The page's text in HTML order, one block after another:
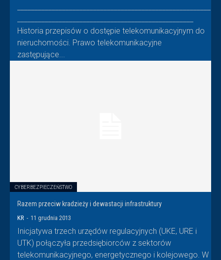
Historia przepisów o dostępie telekomunikacyjnym do
nieruchomości. Prawo telekomunikacyjne
zastępujące...
CYBERBEZPIECZEŃSTWO
Razem przeciw kradzieży i dewastacji infrastruktury
KR - 11 grudnia 2013
Inicjatywa trzech urzędów regulacyjnych (UKE, URE i
UTK) połączyła przedsiębiorców z sektorów
telekomunikacyjnego, energetycznego i kolejowego. W